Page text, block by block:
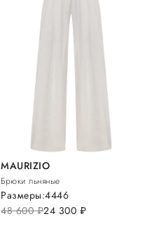
MAURIZIO
Брюки льняные
48 600руб.24 300 руб.
Размеры:4446